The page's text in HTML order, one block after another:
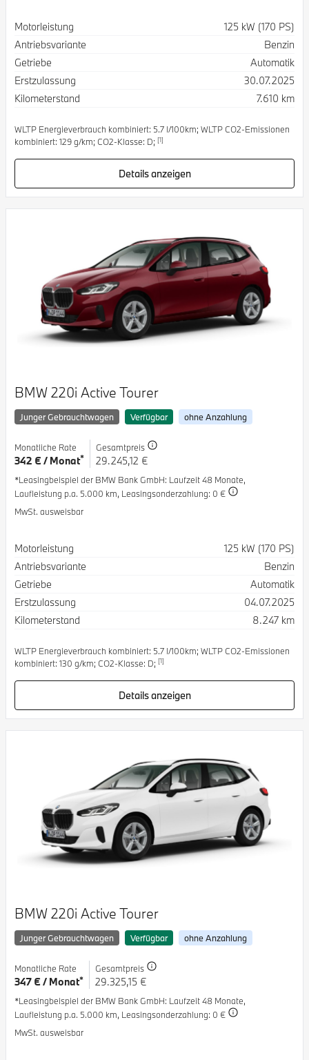
Spezifikation
Motorleistung
125 kW (170 PS)
Antriebsvariante
Benzin
Getriebe
Automatik
Erstzulassung
30.07.2025
Kilometerstand
7.610 km
WLTP Energieverbrauch kombiniert: 5.7 l/100km; WLTP CO2-Emissionen
kombiniert: 129 g/km; CO2-Klasse: D; [1]
Details anzeigen
BMW 220i Active Tourer
Junger Gebrauchtwagen Verfügbar ohne Anzahlung
Monatliche Rate
342 € / Monat*
Gesamtpreis
29.245,12 €
*Leasingbeispiel der BMW Bank GmbH: Laufzeit 48 Monate,
Laufleistung p.a. 5.000 km, Leasingsonderzahlung: 0 €
MwSt. ausweisbar
Spezifikation
Motorleistung
125 kW (170 PS)
Antriebsvariante
Benzin
Getriebe
Automatik
Erstzulassung
04.07.2025
Kilometerstand
8.247 km
WLTP Energieverbrauch kombiniert: 5.7 l/100km; WLTP CO2-Emissionen
kombiniert: 130 g/km; CO2-Klasse: D; [1]
Details anzeigen
BMW 220i Active Tourer
Junger Gebrauchtwagen Verfügbar ohne Anzahlung
Monatliche Rate
347 € / Monat*
Gesamtpreis
29.325,15 €
*Leasingbeispiel der BMW Bank GmbH: Laufzeit 48 Monate,
Laufleistung p.a. 5.000 km, Leasingsonderzahlung: 0 €
MwSt. ausweisbar